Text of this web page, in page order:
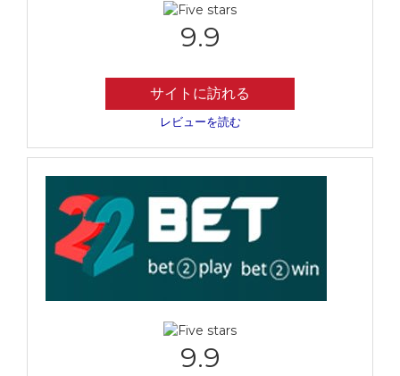
9.9
サイトに訪れる
レビューを読む
9.9